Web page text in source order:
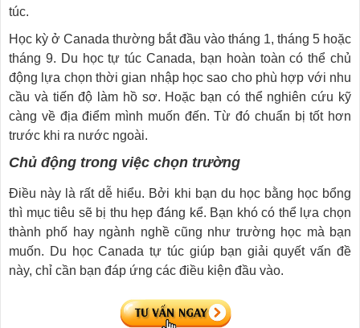
túc.
Học kỳ ở Canada thường bắt đầu vào tháng 1, tháng 5 hoặc
tháng 9. Du học tự túc Canada, bạn hoàn toàn có thể chủ
động lựa chọn thời gian nhập học sao cho phù hợp với nhu
cầu và tiến độ làm hồ sơ. Hoặc bạn có thể nghiên cứu kỹ
càng về địa điểm mình muốn đến. Từ đó chuẩn bị tốt hơn
trước khi ra nước ngoài.
Chủ động trong việc chọn trường
Điều này là rất dễ hiểu. Bởi khi bạn du học bằng học bổng
thì mục tiêu sẽ bị thu hẹp đáng kể. Bạn khó có thể lựa chọn
thành phố hay ngành nghề cũng như trường học mà bạn
muốn. Du học Canada tự túc giúp bạn giải quyết vấn đề
này, chỉ cần bạn đáp ứng các điều kiện đầu vào.